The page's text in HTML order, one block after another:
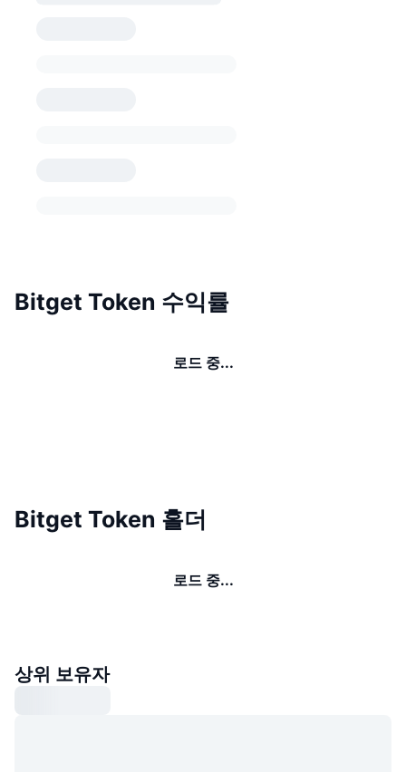
Bitget Token 수익률
로드 중...
Bitget Token 홀더
로드 중...
상위 보유자